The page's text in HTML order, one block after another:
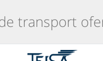
transport